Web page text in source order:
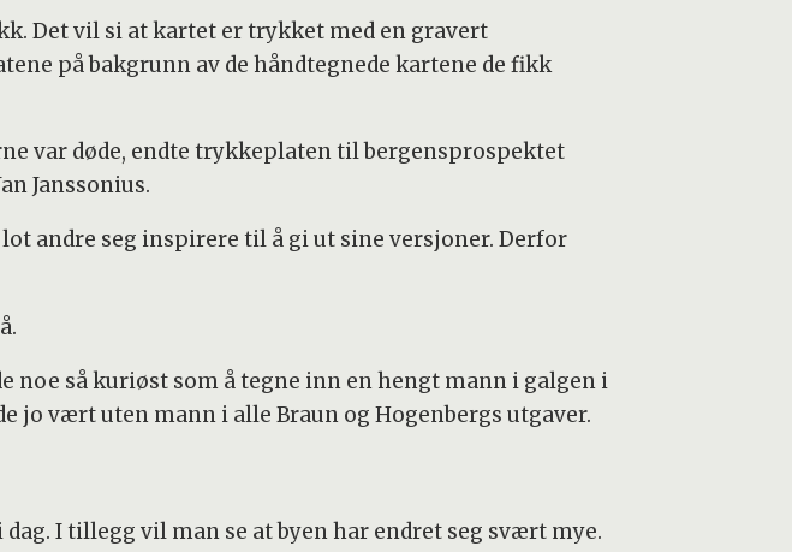
Det vil si at kartet er trykket med en gravert
på bakgrunn av de håndtegnede kartene de fikk
var døde, endte trykkeplaten til bergensprospektet
Janssonius.
andre seg inspirere til å gi ut sine versjoner. Derfor
noe så kuriøst som å tegne inn en hengt mann i galgen i
jo vært uten mann i alle Braun og Hogenbergs utgaver.
I tillegg vil man se at byen har endret seg svært mye.